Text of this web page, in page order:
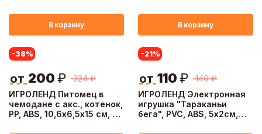
В корзину В корзину
ИГРОЛЕНД Питомец в
чемодане с акс., котенок,
PP, ABS, 10,6х6,5х15 см, 2
-38%
324 ₽
от 200 ₽
ИГРОЛЕНД Электронная
игрушка "Тараканьи
бега", PVC, ABS, 5х2см,
-21%
140 ₽
от 110 ₽